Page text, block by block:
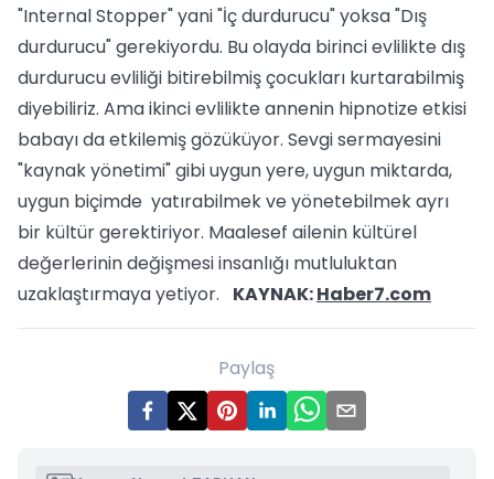
"Internal Stopper" yani "İç durdurucu" yoksa "Dış
durdurucu" gerekiyordu. Bu olayda birinci evlilikte dış
durdurucu evliliği bitirebilmiş çocukları kurtarabilmiş
diyebiliriz. Ama ikinci evlilikte annenin hipnotize etkisi
babayı da etkilemiş gözüküyor. Sevgi sermayesini
"kaynak yönetimi" gibi uygun yere, uygun miktarda,
uygun biçimde yatırabilmek ve yönetebilmek ayrı
bir kültür gerektiriyor. Maalesef ailenin kültürel
değerlerinin değişmesi insanlığı mutluluktan
uzaklaştırmaya yetiyor. KAYNAK:Haber7.com
Paylaş